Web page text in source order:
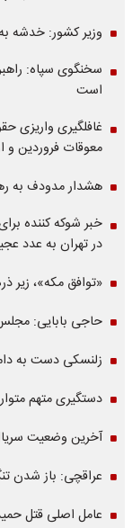
وزیر کشور: خدشه
سخنگوی سپاه:
است
غافلگیری واریزی
معوقات فروردین و
هشدار مدودف به
خبر شوکه کننده
در تهران به عدد
«توافق مکه»، زیر
حاجی بابایی:
زلنسکی دست به
دستگیری متهم
آخرین وضعیت
عراقچی: باز شدن
عامل اصلی قتل